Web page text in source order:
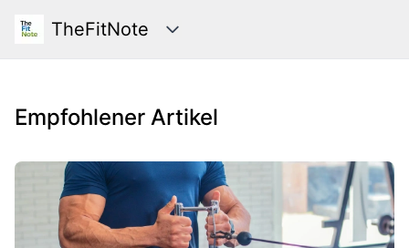
TheFitNote Kategorien
TheFitNote - Dein Fitness Blog
Empfohlener Artikel